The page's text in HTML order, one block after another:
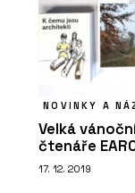
NOVINKY A
Velká
čtenáře
17. 12. 2019